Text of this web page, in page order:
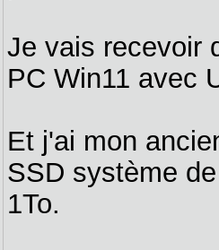
Je vais recevoir
PC Win11 avec
Et j'ai mon
SSD système
1To.